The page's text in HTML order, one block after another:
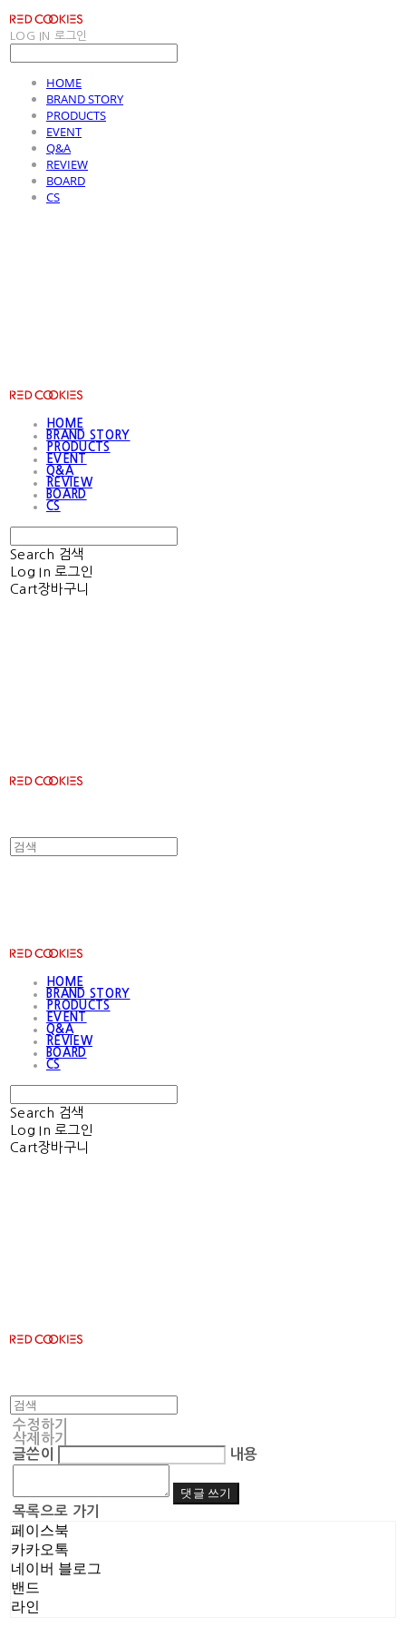
LOG IN 로그인
HOME
BRAND STORY
PRODUCTS
EVENT
Q&A
REVIEW
BOARD
CS
HOME
BRAND STORY
PRODUCTS
EVENT
Q&A
REVIEW
BOARD
CS
Search 검색
Log In 로그인
Cart장바구니
HOME
BRAND STORY
PRODUCTS
EVENT
Q&A
REVIEW
BOARD
CS
Search 검색
Log In 로그인
Cart장바구니
수정하기
삭제하기
글쓴이
내용
댓글 쓰기
목록으로 가기
페이스북
카카오톡
네이버 블로그
밴드
라인